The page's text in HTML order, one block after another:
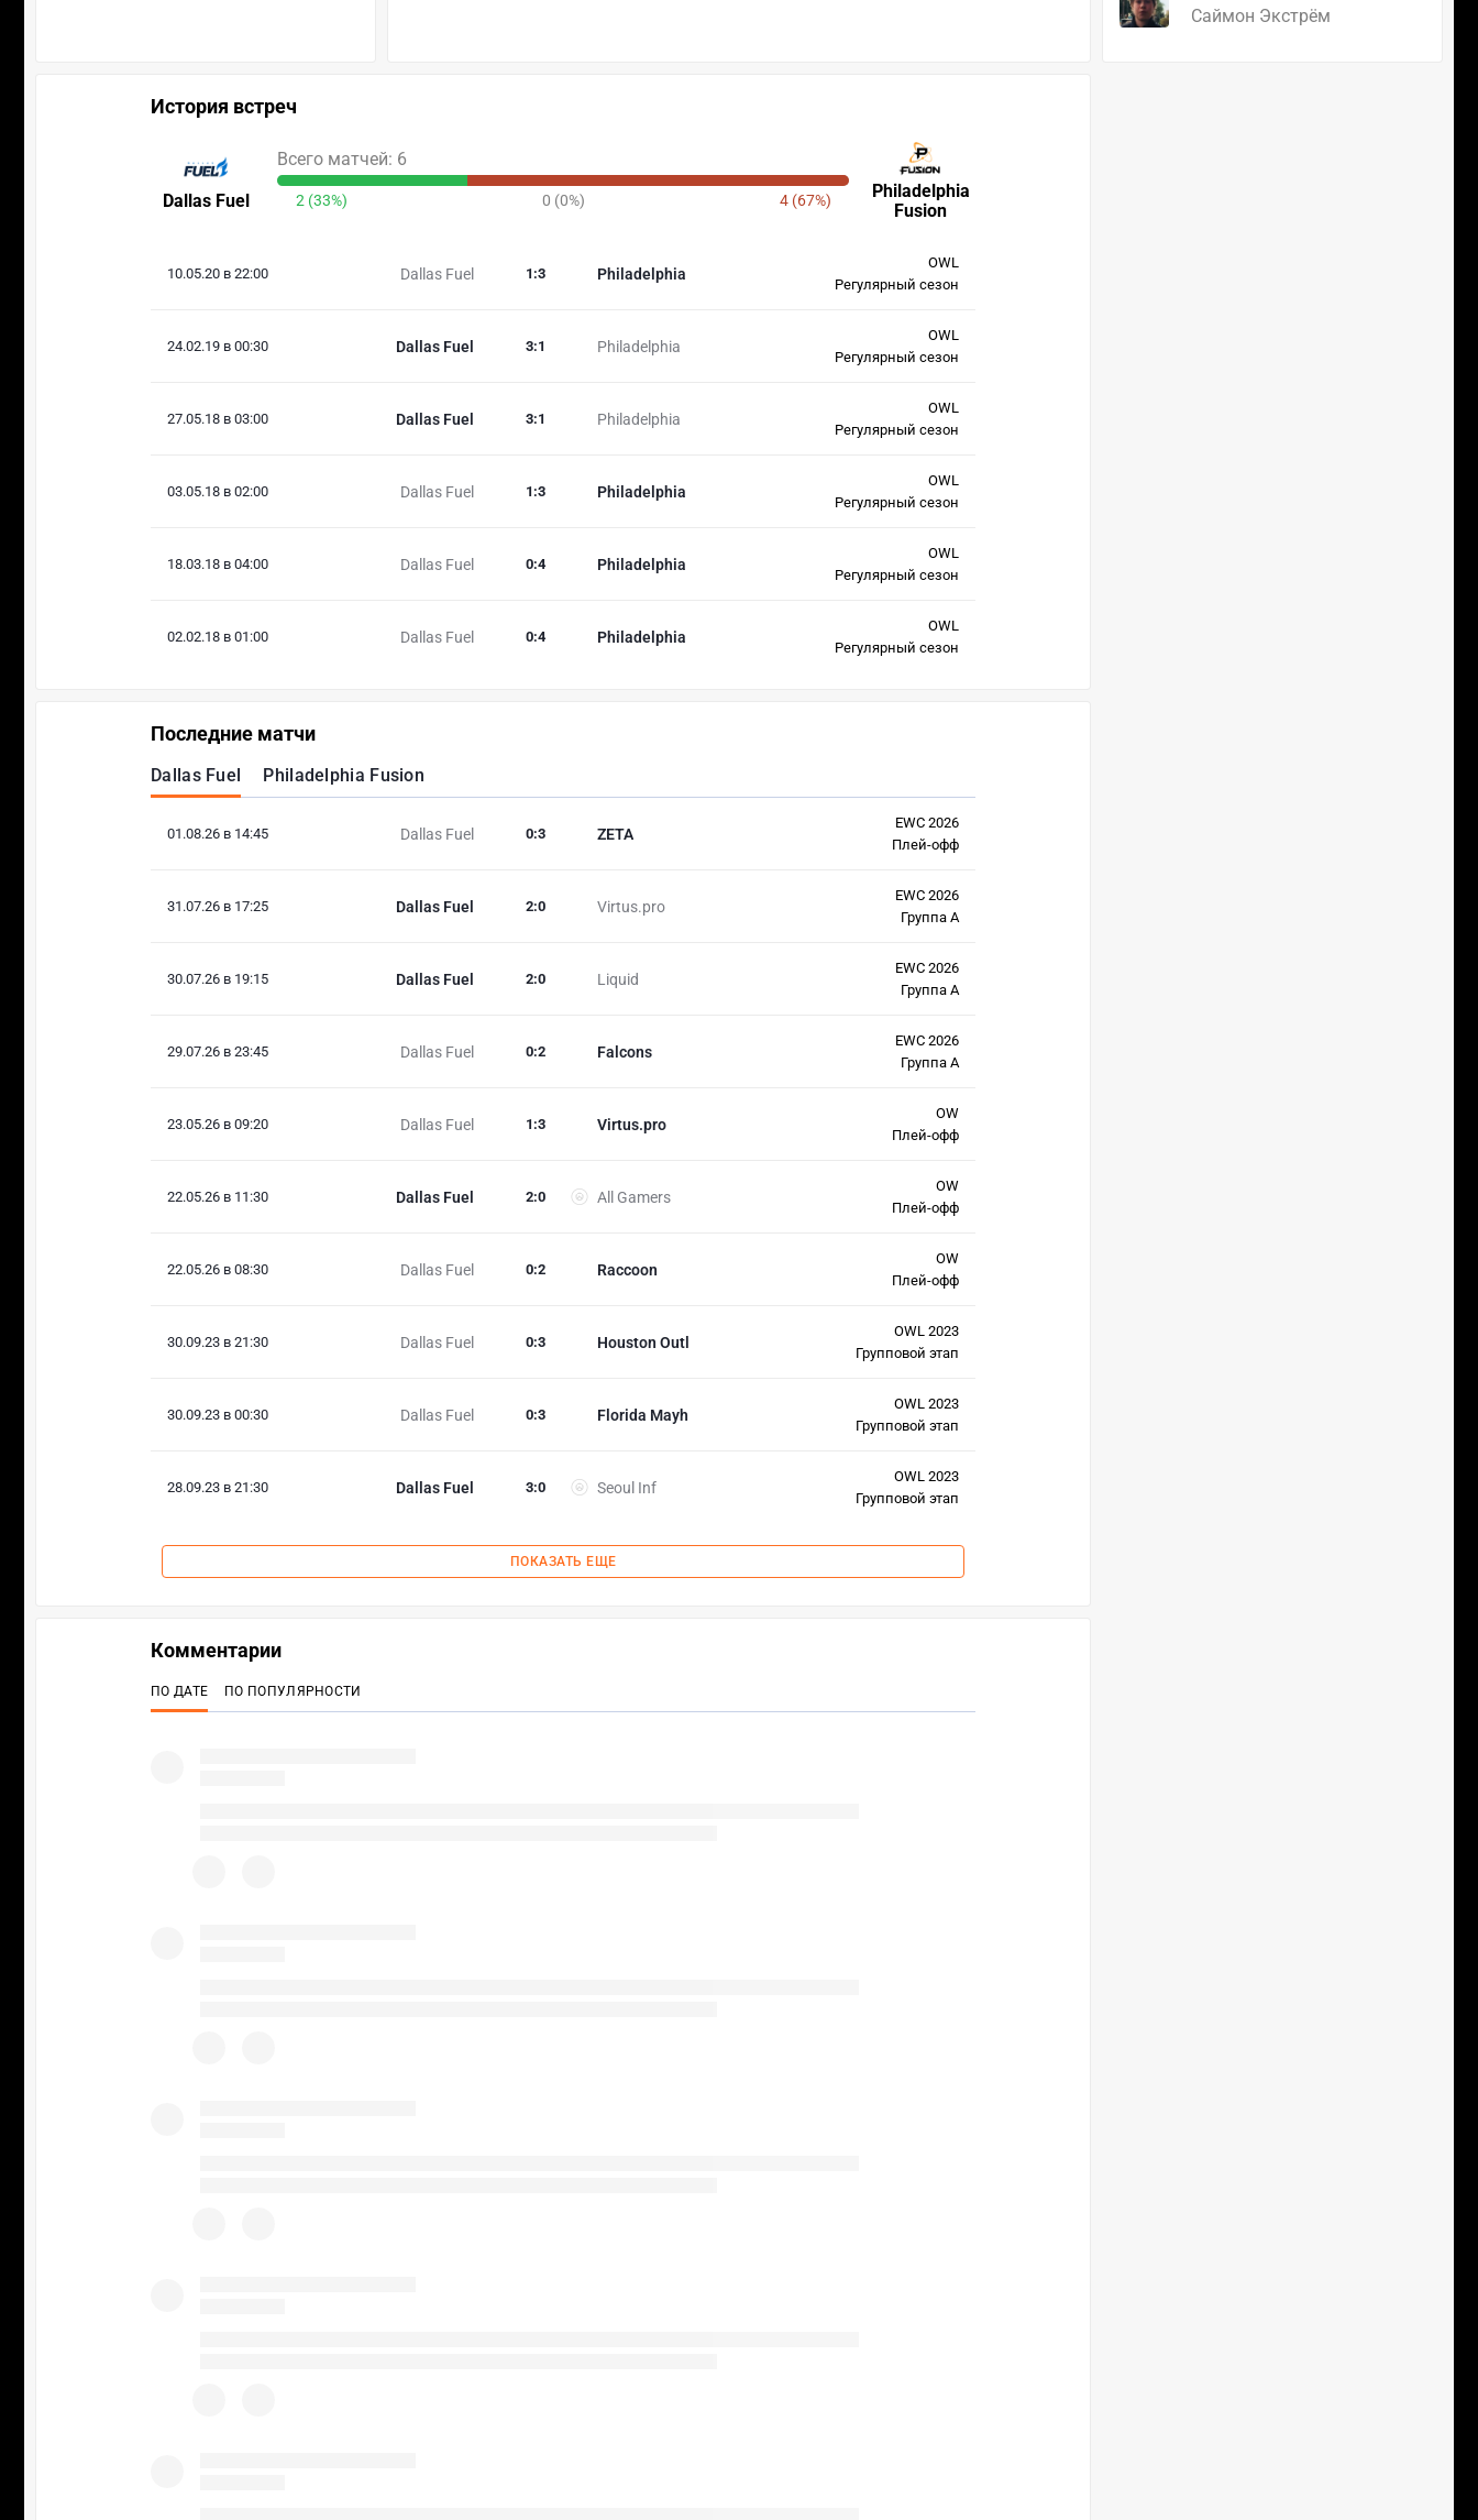
Саймон Экстрём
История встреч
Dallas Fuel
Philadelphia
Fusion
Всего матчей: 6
2 (33%) 0 (0%) 4 (67%)
10.05.20 в 22:00 Dallas Fuel Philadelphia
1 :3
OWL
Регулярный сезон
24.02.19 в 00:30 Dallas Fuel Philadelphia
3:1
OWL
Регулярный сезон
27.05.18 в 03:00 Dallas Fuel Philadelphia
3:1
OWL
Регулярный сезон
03.05.18 в 02:00 Dallas Fuel Philadelphia
1 :3
OWL
Регулярный сезон
18.03.18 в 04:00 Dallas Fuel Philadelphia
0:4
OWL
Регулярный сезон
02.02.18 в 01:00 Dallas Fuel Philadelphia
0:4
OWL
Регулярный сезон
Последние матчи
Dallas Fuel Philadelphia Fusion
01.08.26 в 14:45 Dallas Fuel ZETA
0:3
EWC 2026
Плей-офф
31.07.26 в 17:25 Dallas Fuel Virtus.pro
2:0
EWC 2026
Группа A
30.07.26 в 19:15 Dallas Fuel Liquid
2:0
EWC 2026
Группа A
29.07.26 в 23:45 Dallas Fuel Falcons
0:2
EWC 2026
Группа A
23.05.26 в 09:20 Dallas Fuel Virtus.pro
1 :3
OW
Плей-офф
22.05.26 в 11:30 Dallas Fuel All Gamers
2:0
OW
Плей-офф
22.05.26 в 08:30 Dallas Fuel Raccoon
0:2
OW
Плей-офф
30.09.23 в 21:30 Dallas Fuel Houston Outl
0:3
OWL 2023
Групповой этап
30.09.23 в 00:30 Dallas Fuel Florida Mayh
0:3
OWL 2023
Групповой этап
28.09.23 в 21:30 Dallas Fuel Seoul Inf
3:0
OWL 2023
Групповой этап
ПОКАЗАТЬ ЕЩЕ
Комментарии
ПО ДАТЕ ПО ПОПУЛЯРНОСТИ